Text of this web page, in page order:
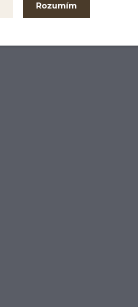
Rozumím